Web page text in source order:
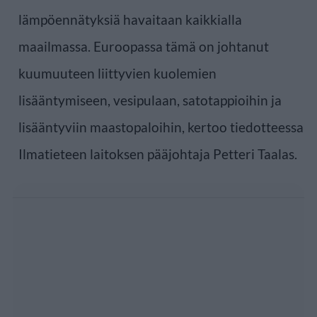
lämpöennätyksiä havaitaan kaikkialla
maailmassa. Euroopassa tämä on johtanut
kuumuuteen liittyvien kuolemien
lisääntymiseen, vesipulaan, satotappioihin ja
lisääntyviin maastopaloihin, kertoo tiedotteessa
Ilmatieteen laitoksen pääjohtaja Petteri Taalas.